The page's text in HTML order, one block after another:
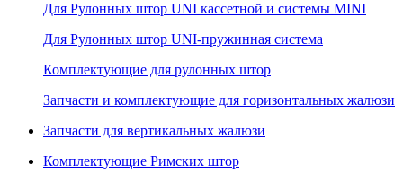
Для Рулонных штор UNI кассетной и системы MINI
Для Рулонных штор UNI-пружинная система
Комплектующие для рулонных штор
Запчасти и комплектующие для горизонтальных жалюзи
Запчасти для вертикальных жалюзи
Комплектующие Римских штор